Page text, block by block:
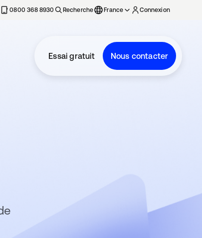
0800 368 8930 Recherche France Connexion
Essai gratuit Nous contacter